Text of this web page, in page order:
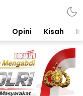
Opini Kisah